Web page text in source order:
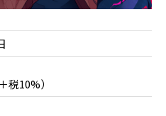
税10%）